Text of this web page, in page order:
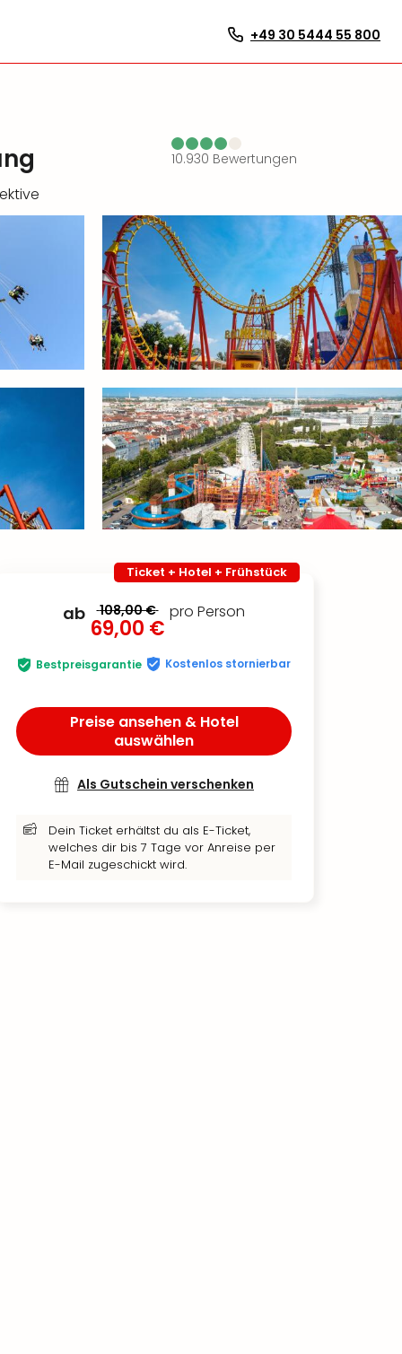
+49 30 5444 55 800
10.930 Bewertungen
Ticket + Hotel + Frühstück
ab 108,00 €
69,00 €
pro Person
Bestpreisgarantie Kostenlos stornierbar
Preise ansehen & Hotel
auswählen
Als Gutschein verschenken
Dein Ticket erhältst du als E-Ticket,
welches dir bis 7 Tage vor Anreise per
E-Mail zugeschickt wird.